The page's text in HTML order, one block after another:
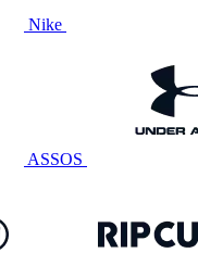
Nike
ASSOS